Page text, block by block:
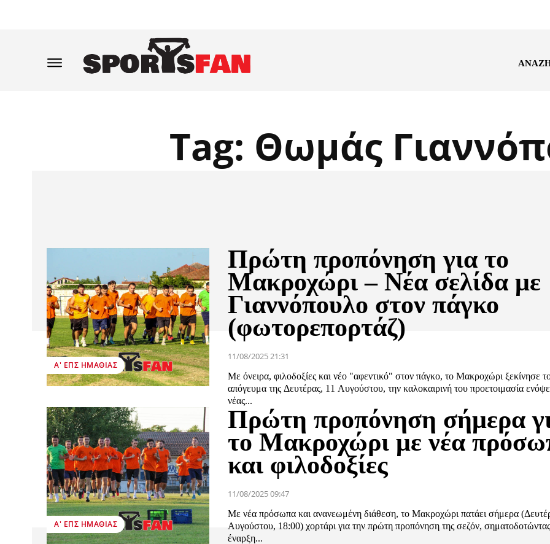
Tag: Θωμάς
Α' ΕΠΣ ΗΜΑΘΊΑΣ
Πρώτη προπόνηση για το
Μακροχώρι – Νέα σελίδα με
Γιαννόπουλο στον πάγκο
(φωτορεπορτάζ)
11/08/2025 21:31
Με όνειρα, φιλοδοξίες και νέο "αφεντικό" στον πάγκο, το Μακροχώρι ξεκίνησε
απόγευμα της Δευτέρας, 11 Αυγούστου, την καλοκαιρινή του προετοιμασία
νέας...
Α' ΕΠΣ ΗΜΑΘΊΑΣ
Πρώτη προπόνηση σήμερα
το Μακροχώρι με νέα
και φιλοδοξίες
11/08/2025 09:47
Με νέα πρόσωπα και ανανεωμένη διάθεση, το Μακροχώρι πατάει σήμερα
Αυγούστου, 18:00) χορτάρι για την πρώτη προπόνηση της σεζόν,
έναρξη...